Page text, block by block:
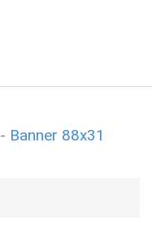
Banner 88x31